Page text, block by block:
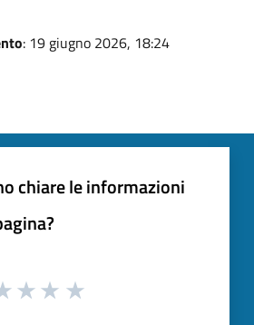
: 19 giugno 2026, 18:24
chiare le informazioni